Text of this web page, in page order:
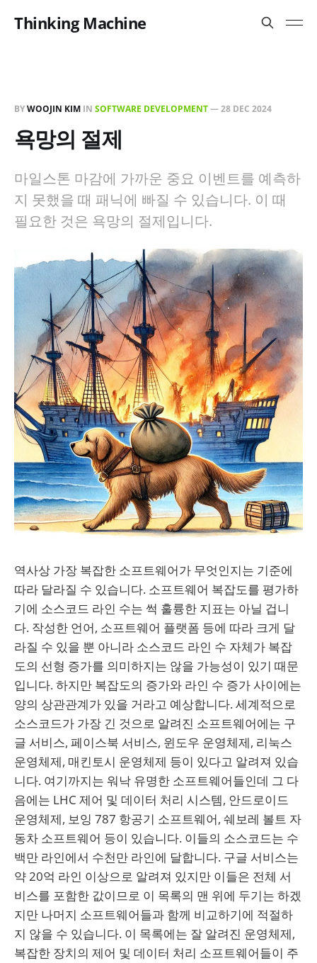
Thinking Machine
BYWOOJIN KIM IN SOFTWARE DEVELOPMENT—28 DEC 2024
욕망의 절제
마일스톤 마감에 가까운 중요 이벤트를 예측하
지 못했을 때 패닉에 빠질 수 있습니다. 이 때
필요한 것은 욕망의 절제입니다.
역사상 가장 복잡한 소프트웨어가 무엇인지는 기준에
따라 달라질 수 있습니다. 소프트웨어 복잡도를 평가하
기에 소스코드 라인 수는 썩 훌륭한 지표는 아닐 겁니
다. 작성한 언어, 소프트웨어 플랫폼 등에 따라 크게 달
라질 수 있을 뿐 아니라 소스코드 라인 수 자체가 복잡
도의 선형 증가를 의미하지는 않을 가능성이 있기 때문
입니다. 하지만 복잡도의 증가와 라인 수 증가 사이에는
양의 상관관계가 있을 거라고 예상합니다. 세계적으로
소스코드가 가장 긴 것으로 알려진 소프트웨어에는 구
글 서비스, 페이스북 서비스, 윈도우 운영체제, 리눅스
운영체제, 매킨토시 운영체제 등이 있다고 알려져 있습
니다. 여기까지는 워낙 유명한 소프트웨어들인데 그 다
음에는 LHC 제어 및 데이터 처리 시스템, 안드로이드
운영체제, 보잉 787 항공기 소프트웨어, 쉐보레 볼트 자
동차 소프트웨어 등이 있습니다. 이들의 소스코드는 수
백만 라인에서 수천만 라인에 달합니다. 구글 서비스는
약 20억 라인 이상으로 알려져 있지만 이들은 전체 서
비스를 포함한 값이므로 이 목록의 맨 위에 두기는 하겠
지만 나머지 소프트웨어들과 함께 비교하기에 적절하
지 않을 수 있습니다. 이 목록에는 잘 알려진 운영체제,
복잡한 장치의 제어 및 데이터 처리 소프트웨어들이 주